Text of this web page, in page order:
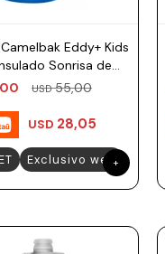
Eddy+ Kids
Sonrisa de
350ml
USD 55,00
USD 28,05
Exclusivo web